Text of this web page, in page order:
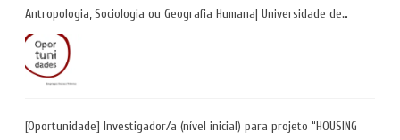
Antropologia, Sociologia ou Geografia Humana| Universidade de
Coimbra | Candidaturas até 29 de maio 2026
[Oportunidade] Investigador/a (nível inicial) para projeto “HOUSING